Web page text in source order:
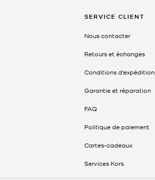
SERVICE CLIENT
Nous contacter
Retours et échanges
Conditions d'expédition
Garantie et réparation
FAQ
Politique de paiement
Cartes-cadeaux
Services Kors